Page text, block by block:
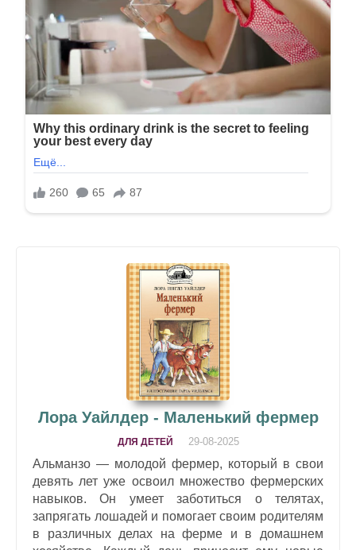
Лора Уайлдер - Маленький фермер
ДЛЯ ДЕТЕЙ 29-08-2025
Альманзо — молодой фермер, который в свои
девять лет уже освоил множество фермерских
навыков. Он умеет заботиться о телятах,
запрягать лошадей и помогает своим родителям
в различных делах на ферме и в домашнем